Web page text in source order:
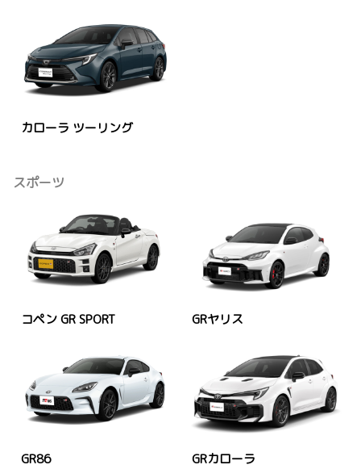
カローラ ツーリング
スポーツ
コペン GR SPORT GRヤリス
GR86 GRカローラ